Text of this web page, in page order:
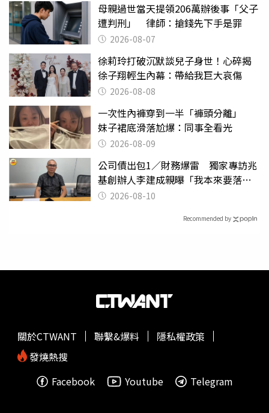
母親過世當天提領206萬辦後事「父子
遭判刑」 律師：搶錢先下手是罪
2026-08-07
徐莉玲打破沉默談兒子身世！心碎揭
徐子翔輕生內幕：帶給我巨大哀傷
2026-08-08
一次性內褲穿到一半「褲頭分離」
妹子裙底滑落尬爆：同事全看光
2026-08-09
公司債出包1／財務爆雷 獨家專訪兆
基創辦人李建成親曝「我本來要落
跑」2026-08-10
Recommended by
關於CTWANT 聯繫&爆料
隱私權政策
發燒熱搜
Facebook
Youtube Telegram